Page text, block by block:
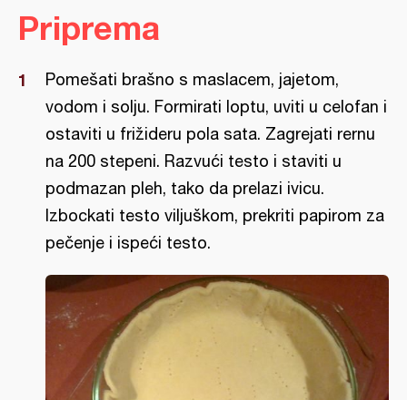
Priprema
Pomešati brašno s maslacem, jajetom,
vodom i solju. Formirati loptu, uviti u celofan i
ostaviti u frižideru pola sata. Zagrejati rernu
na 200 stepeni. Razvući testo i staviti u
podmazan pleh, tako da prelazi ivicu.
Izbockati testo viljuškom, prekriti papirom za
pečenje i ispeći testo.